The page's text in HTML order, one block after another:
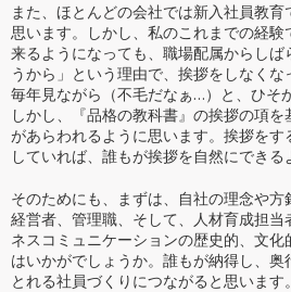
また、ほとんどの会社では新入社員教育
思います。しかし、私のこれまでの経験
来るようになっても、職場配属からしば
うから」という理由で、挨拶をしなく
毎年見ながら（不毛だなぁ…）と、ひそ
しかし、『品格の教科書』の挨拶の項
があらわれるように思います。挨拶を
していれば、誰もが挨拶を自然にできる
そのためにも、まずは、自社の理念や方
経営者、管理職、そして、人材育成担
ネスコミュニケーションの歴史的、文
はいかがでしょうか。誰もが納得し、
とれる社員づくりにつながると思います。